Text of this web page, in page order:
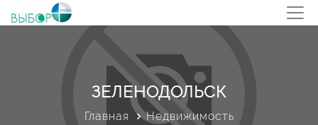
ЗЕЛЕНОДОЛЬСК
Главная
Недвижимость